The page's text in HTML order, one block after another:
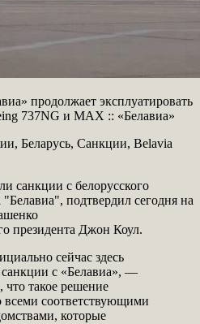
продолжает эксплуатировать
737NG и MAX :: «Белавиа»
Беларусь, Санкции, Belavia
с белорусского
подтвердил сегодня на
президента Джон Коул.
сейчас здесь
санкции с «Белавиа», —
что такое решение
всеми соответствующими
которые